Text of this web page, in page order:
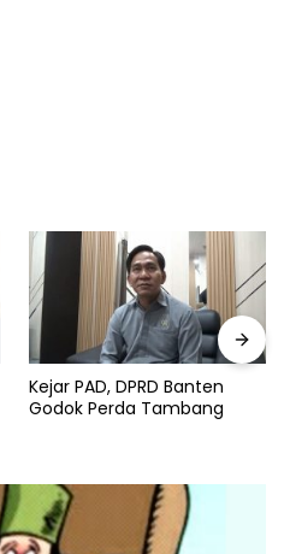
Kejar PAD, DPRD Banten
Godok Perda Tambang